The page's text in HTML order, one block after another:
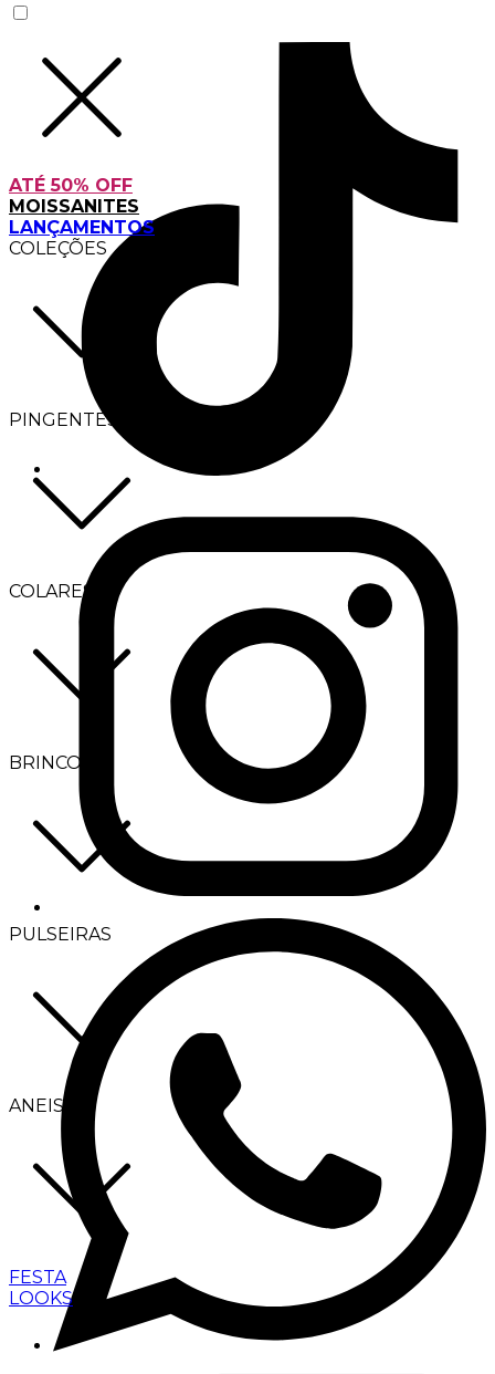
ATÉ 50% OFF
MOISSANITES
LANÇAMENTOS
COLEÇÕES
PINGENTES
COLARES
BRINCOS
PULSEIRAS
ANEIS
FESTA
LOOKS